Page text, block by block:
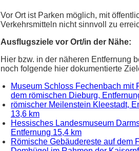
Vor Ort ist Parken möglich, mit
Verkehrsmitteln nicht sinnvoll zu
Ausflugsziele vor Ort/in der Nähe:
Hier bzw. in der näheren Entfernung
noch folgende hier dokumentierte
Museum Schloss Fechenbach mit
dem römischen Dieburg,
römischer Meilenstein Kleestadt,
13,6 km
Hessisches Landesmuseum
Entfernung 15,4 km
Römische Gebäudereste auf dem